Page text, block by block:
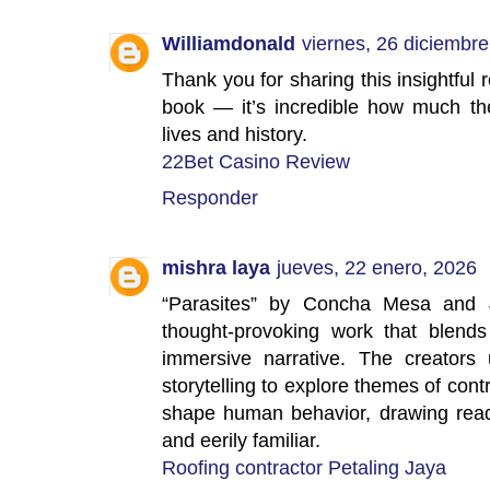
Williamdonald viernes, 26
Thank you for sharing this insightful
book — it’s incredible how much
lives and history.
22Bet Casino Review
Responder
mishra laya jueves, 22 enero, 2026
“Parasites” by Concha Mesa
thought-provoking work that
immersive narrative. The
storytelling to explore themes of
shape human behavior, drawing
and eerily familiar.
Roofing contractor Petaling Jaya